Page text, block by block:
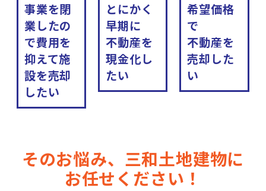
事業を閉
業したの
で費用を
抑えて施
設を売却
したい
とにかく
早期に
不動産を
現金化し
たい
希望価格
で
不動産を
売却した
い
そのお悩み、三和土地建物に
お任せください！